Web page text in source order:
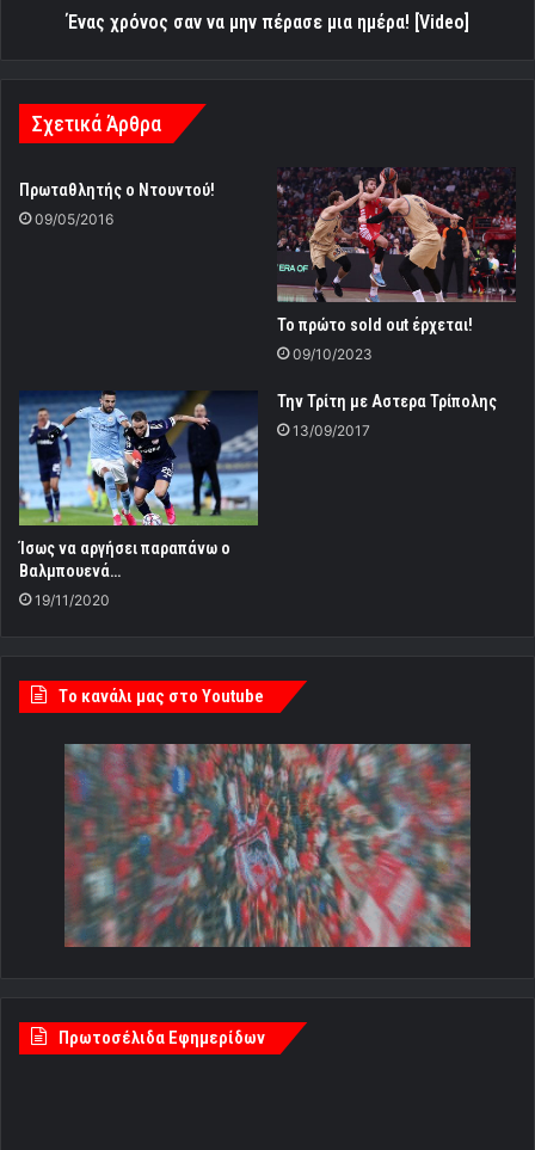
Ένας χρόνος σαν να μην πέρασε μια ημέρα! [Video]
Σχετικά Άρθρα
Πρωταθλητής ο Ντουντού!
09/05/2016
Το πρώτο sold out έρχεται!
09/10/2023
Ίσως να αργήσει παραπάνω ο
Βαλμπουενά…
19/11/2020
Την Τρίτη με Αστερα Τρίπολης
13/09/2017
Tο κανάλι μας στο Youtube
Πρωτοσέλιδα Εφημερίδων